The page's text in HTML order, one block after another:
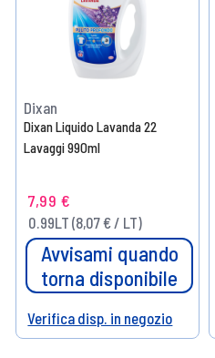
Dixan
Dixan Liquido Lavanda 22
Lavaggi 990ml
7,99 €
0.99LT (8,07 € / LT)
Avvisami quando
torna disponibile
Help
Verifica disp. in negozio